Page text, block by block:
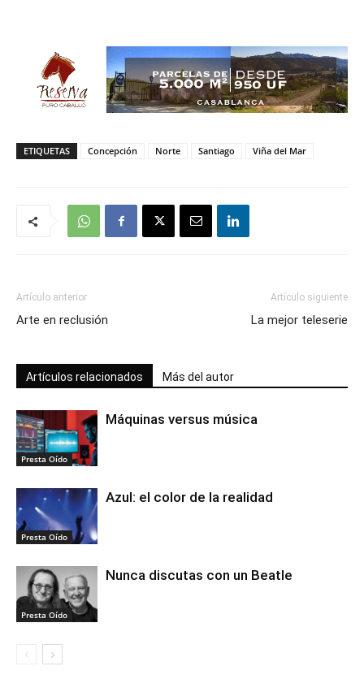
ETIQUETAS Concepción Norte Santiago Viña del Mar
Artículo anterior
Arte en reclusión
Artículo siguiente
La mejor teleserie
Artículos relacionados Más del autor
Presta Oído
Máquinas versus música
Presta Oído
Azul: el color de la realidad
Presta Oído
Nunca discutas con un Beatle